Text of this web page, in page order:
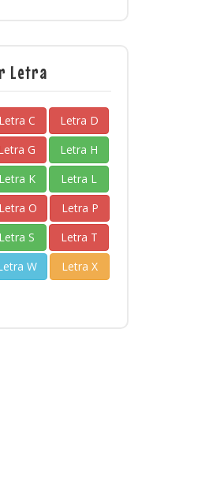
Letra
Letra C
Letra D
G
Letra H
Letra K
Letra L
Letra O
Letra P
Letra S
Letra T
W
Letra X